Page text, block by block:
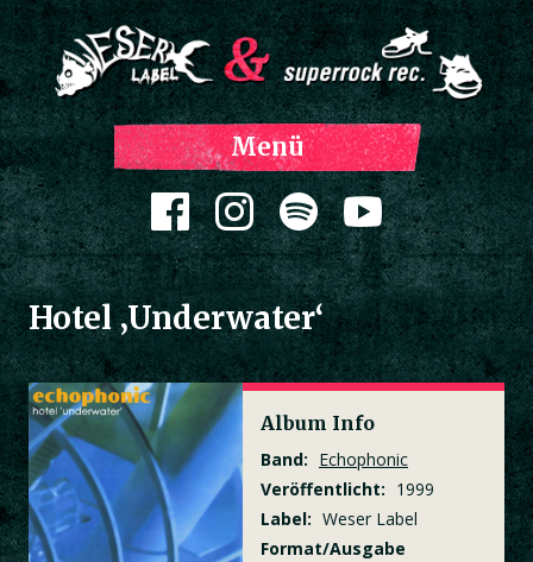
Menü
Zum Inhalt springen
Hotel ‚Underwater‘
Album Info
Band: Echophonic
Veröffentlicht: 1999
Label: Weser Label
Format/Ausgabe